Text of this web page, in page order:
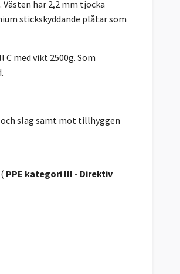
har 2,2 mm tjocka
stickskyddande plåtar som
med vikt 2500g. Som
slag samt mot tillhyggen
PPE kategori III - Direktiv